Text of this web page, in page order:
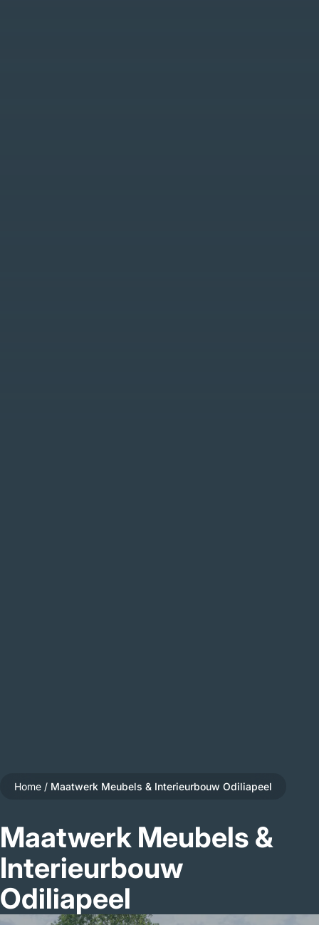
Home / Maatwerk Meubels & Interieurbouw Odiliapeel
Maatwerk Meubels &
Interieurbouw
Odiliapeel